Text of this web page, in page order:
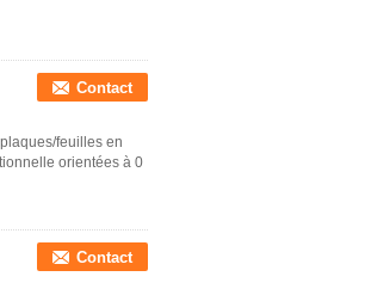
Contact
feuilles en
orientées à 0
Contact